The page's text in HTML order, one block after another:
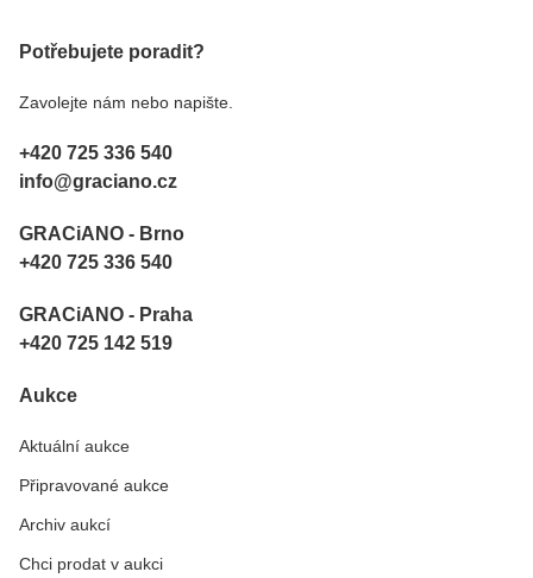
Potřebujete poradit?
Zavolejte nám nebo napište.
+420 725 336 540
info@graciano.cz
GRACiANO - Brno
+420 725 336 540
GRACiANO - Praha
+420 725 142 519
Aukce
Aktuální aukce
Připravované aukce
Archiv aukcí
Chci prodat v aukci